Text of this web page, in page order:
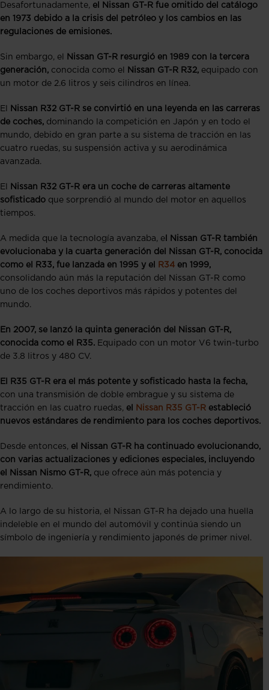
Desafortunadamente, el Nissan GT-R fue omitido del catálogo
en 1973 debido a la crisis del petróleo y los cambios en las
regulaciones de emisiones.
Sin embargo, el
Nissan GT-R resurgió en 1989 con la tercera
generación, conocida como el Nissan GT-R R32, equipado con
un motor de 2.6 litros y seis cilindros en línea.
El
Nissan R32 GT-R se convirtió en una leyenda en las carreras
de coches, dominando la competición en Japón y en todo el
mundo, debido en gran parte a su sistema de tracción en las
cuatro ruedas, su suspensión activa y su aerodinámica
avanzada.
El
Nissan R32 GT-R era un coche de carreras altamente
sofisticado que sorprendió al mundo del motor en aquellos
tiempos.
A medida que la tecnología avanzaba, e l Nissan GT-R también
evolucionaba y la cuarta generación del Nissan GT-R, conocida
como el R33, fue lanzada en 1995 y el R34 en 1999,
consolidando aún más la reputación del Nissan GT-R como
uno de los coches deportivos más rápidos y potentes del
mundo.
En 2007, se lanzó la quinta generación del Nissan GT-R,
conocida como el R35. Equipado con un motor V6 twin-turbo
de 3.8 litros y 480 CV.
El R35 GT-R era el más potente y sofisticado hasta la fecha,
con una transmisión de doble embrague y su sistema de
tracción en las cuatro ruedas, el Nissan R35 GT-R estableció
nuevos estándares de rendimiento para los coches deportivos.
Desde entonces, el Nissan GT-R ha continuado evolucionando,
con varias actualizaciones y ediciones especiales, incluyendo
el Nissan Nismo GT-R, que ofrece aún más potencia y
rendimiento.
A lo largo de su historia, el Nissan GT-R ha dejado una huella
indeleble en el mundo del automóvil y continúa siendo un
símbolo de ingeniería y rendimiento japonés de primer nivel.